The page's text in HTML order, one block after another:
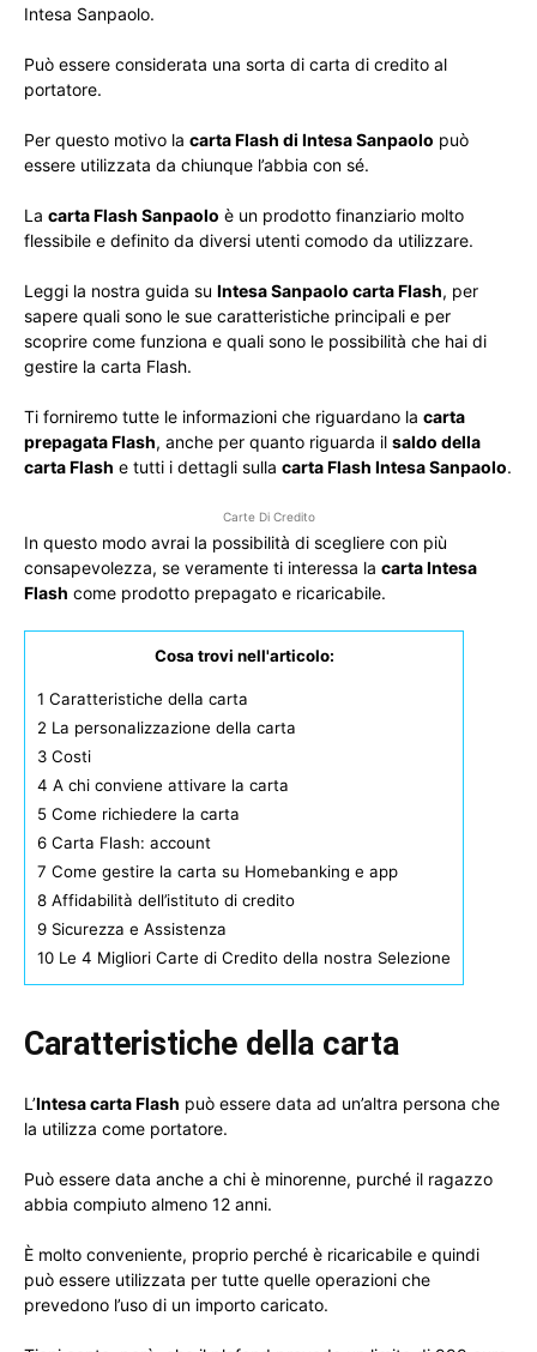
Intesa Sanpaolo.
Può essere considerata una sorta di carta di credito al
portatore.
Per questo motivo la carta Flash di Intesa Sanpaolo può
essere utilizzata da chiunque l’abbia con sé.
La carta Flash Sanpaolo è un prodotto finanziario molto
flessibile e definito da diversi utenti comodo da utilizzare.
Leggi la nostra guida su Intesa Sanpaolo carta Flash, per
sapere quali sono le sue caratteristiche principali e per
scoprire come funziona e quali sono le possibilità che hai di
gestire la carta Flash.
Ti forniremo tutte le informazioni che riguardano la carta
prepagata Flash, anche per quanto riguarda il saldo della
carta Flash e tutti i dettagli sulla carta Flash Intesa Sanpaolo.
Carte Di Credito
In questo modo avrai la possibilità di scegliere con più
consapevolezza, se veramente ti interessa la carta Intesa
Flash come prodotto prepagato e ricaricabile.
Cosa trovi nell'articolo:
1 Caratteristiche della carta
2 La personalizzazione della carta
3 Costi
4 A chi conviene attivare la carta
5 Come richiedere la carta
6 Carta Flash: account
7 Come gestire la carta su Homebanking e app
8 Affidabilità dell’istituto di credito
9 Sicurezza e Assistenza
10 Le 4 Migliori Carte di Credito della nostra Selezione
Caratteristiche della carta
L’Intesa carta Flash può essere data ad un’altra persona che
la utilizza come portatore.
Può essere data anche a chi è minorenne, purché il ragazzo
abbia compiuto almeno 12 anni.
È molto conveniente, proprio perché è ricaricabile e quindi
può essere utilizzata per tutte quelle operazioni che
prevedono l’uso di un importo caricato.